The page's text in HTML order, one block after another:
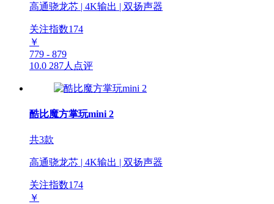
高通骁龙芯 | 4K输出 | 双扬声器
关注指数174
￥
779 - 879
10.0 287人点评
酷比魔方掌玩mini 2
共3款
高通骁龙芯 | 4K输出 | 双扬声器
关注指数174
￥